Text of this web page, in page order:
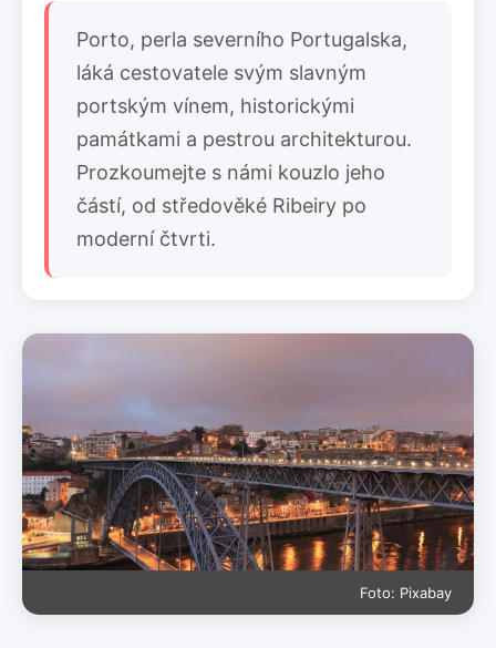
Porto, perla severního Portugalska,
láká cestovatele svým slavným
portským vínem, historickými
památkami a pestrou architekturou.
Prozkoumejte s námi kouzlo jeho
částí, od středověké Ribeiry po
moderní čtvrti.
Foto: Pixabay